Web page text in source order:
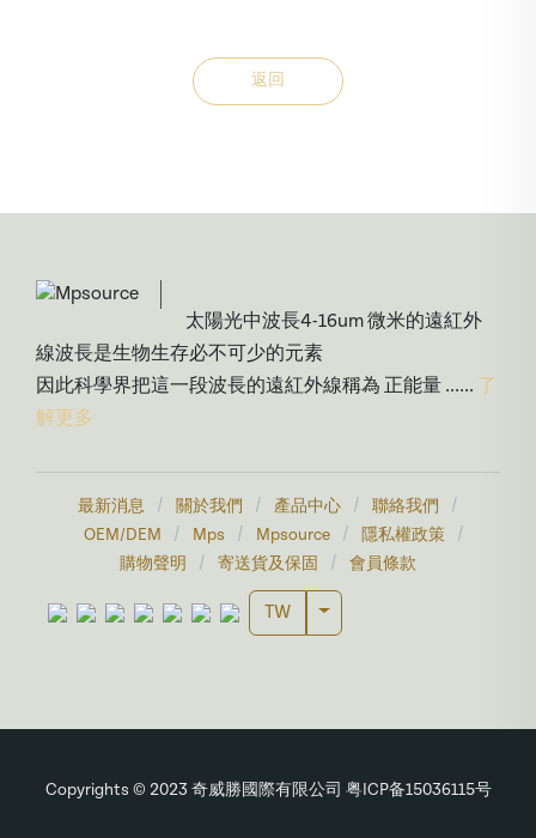
返回
太陽光中波長4-16um 微米的遠紅外
線波長是生物生存必不可少的元素
因此科學界把這一段波長的遠紅外線稱為 正能量 ...... 了
解更多
最新消息 / 關於我們 / 產品中心 / 聯絡我們 /
OEM/DEM / Mps / Mpsource / 隱私權政策 /
購物聲明 / 寄送貨及保固 / 會員條款
TW Toggle Dropdown
Copyrights © 2023 奇威勝國際有限公司 粤ICP备15036115号